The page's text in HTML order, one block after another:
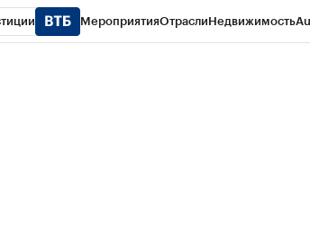
МероприятияОтраслиНедвижимость